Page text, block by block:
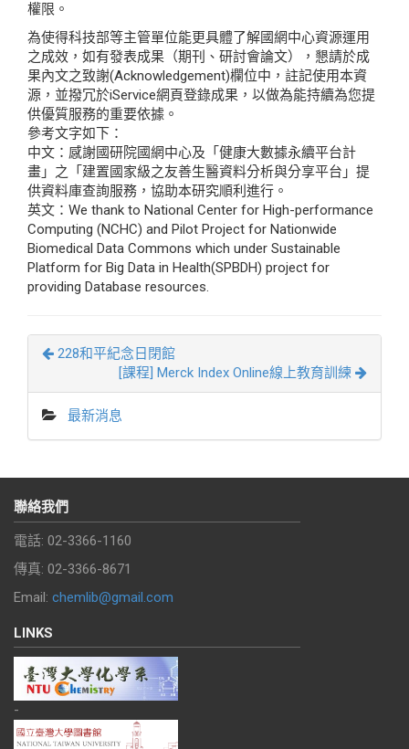
權限。
為使得科技部等主管單位能更具體了解國網中心資源運用
之成效，如有發表成果（期刊、研討會論文），懇請於成
果內文之致謝(Acknowledgement)欄位中，註記使用本資
源，並撥冗於iService網頁登錄成果，以做為能持續為您提
供優質服務的重要依據。
參考文字如下：
中文：感謝國研院國網中心及「健康大數據永續平台計
畫」之「建置國家級之友善生醫資料分析與分享平台」提
供資料庫查詢服務，協助本研究順利進行。
英文：We thank to National Center for High-performance
Computing (NCHC) and Pilot Project for Nationwide
Biomedical Data Commons which under Sustainable
Platform for Big Data in Health(SPBDH) project for
providing Database resources.
228和平紀念日閉館
[課程] Merck Index Online線上教育訓練
最新消息
聯絡我們
電話: 02-3366-1160
傳真: 02-3366-8671
Email: chemlib@gmail.com
LINKS
-